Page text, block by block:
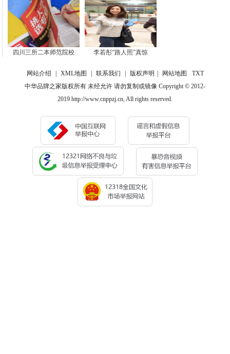
四川三所二本师范院校 李若彤“路人照”真惊
网站介绍 XML地图 联系我们 版权声明 网站地图
TXT
中华品牌之家版权所有 未经允许 请勿复制或镜像 Copyright © 2012-
2019 http://www.cnppzj.cn, All rights reserved.